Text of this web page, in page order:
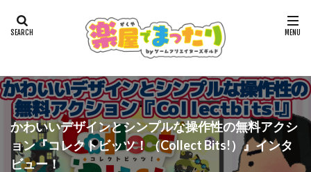
かわいいデザインとシンプルな操作性の無料アクシ
ョン『コレクトビッツ！（Collect Bits!）』インタ
ビュー！